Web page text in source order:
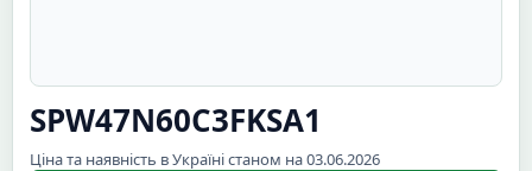
SPW47N60C3FKSA1
Ціна та наявність в Україні станом на 03.06.2026